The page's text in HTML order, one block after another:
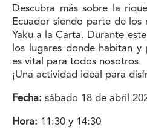
Descubra más sobre la
Ecuador siendo parte de los
Yaku a la Carta. Durante
los lugares donde habitan y
es vital para todos nosotros.
¡Una actividad ideal para
Fecha: sábado 18 de abril
Hora: 11:30 y 14:30